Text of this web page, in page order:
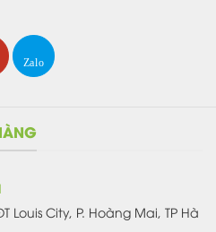
Louis City, P. Hoàng Mai, TP Hà